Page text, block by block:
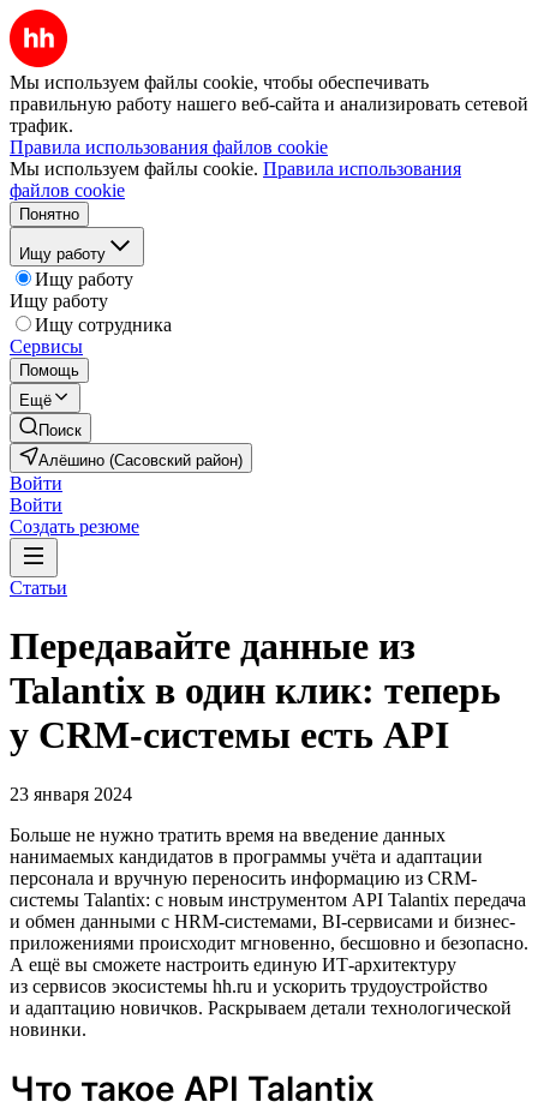
Мы используем файлы cookie, чтобы обеспечивать
правильную работу нашего веб-сайта и анализировать сетевой
трафик.
Правила использования файлов cookie
Мы используем файлы cookie. Правила использования
файлов cookie
Понятно
Ищу работу
Ищу работу
Ищу работу
Ищу сотрудника
Сервисы
Помощь
Ещё
Поиск
Алёшино (Сасовский район)
Войти
Войти
Создать резюме
Статьи
Передавайте данные из
Talantix в один клик: теперь
у CRM-системы есть API
23 января 2024
Больше не нужно тратить время на введение данных
нанимаемых кандидатов в программы учёта и адаптации
персонала и вручную переносить информацию из CRM-
системы Talantix: с новым инструментом API Talantix передача
и обмен данными с HRM-системами, BI-сервисами и бизнес-
приложениями происходит мгновенно, бесшовно и безопасно.
А ещё вы сможете настроить единую ИТ-архитектуру
из сервисов экосистемы hh.ru и ускорить трудоустройство
и адаптацию новичков. Раскрываем детали технологической
новинки.
Что такое API Talantix